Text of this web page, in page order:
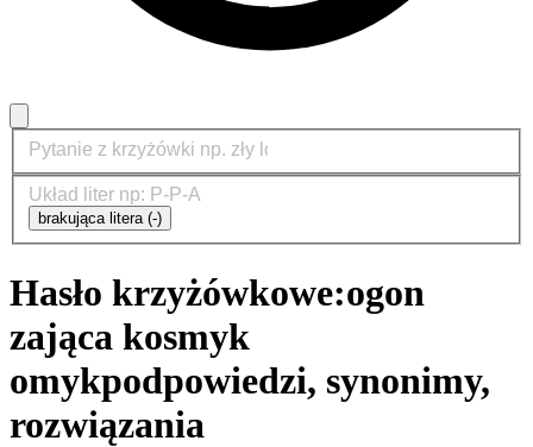
brakująca litera (-)
Hasło krzyżówkowe:ogon
zająca kosmyk
omykpodpowiedzi, synonimy,
rozwiązania